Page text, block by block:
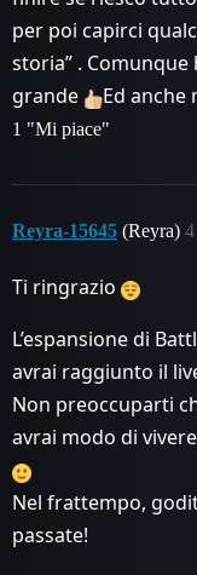
per poi capirci
storia” .
grande
Ed anche
1 "Mi piace"
Reyra-15645 (Reyra) 4
Ti ringrazio
L’espansione di
avrai raggiunto il
Non preoccuparti
avrai modo di
Nel frattempo,
passate!